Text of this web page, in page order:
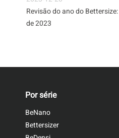
Revisão do ano do
de 2023
Por série
BeNano
Bettersizer